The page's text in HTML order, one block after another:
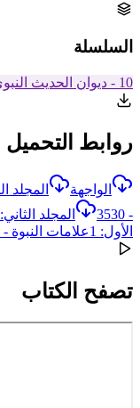
السلسلة
10 - ديوان الحديث النبوي
روابط التحميل
الواجهة
- 3530
المجلد الثاني: 5الصلاة - 22البيوع * 1203 - 2658
الأول: 1علامات النبوة - 4الطهارة * 1 - 1202
تصفح الكتاب